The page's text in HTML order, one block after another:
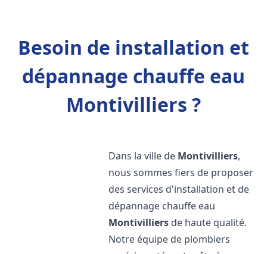
Besoin de installation et
dépannage chauffe eau
Montivilliers ?
Dans la ville de Montivilliers,
nous sommes fiers de proposer
des services d'installation et de
dépannage chauffe eau
Montivilliers de haute qualité.
Notre équipe de plombiers